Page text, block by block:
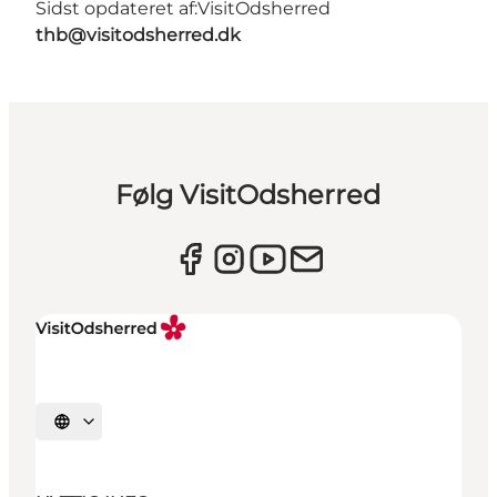
Sidst opdateret af:VisitOdsherred
thb@visitodsherred.dk
Følg VisitOdsherred
Vælg sprog